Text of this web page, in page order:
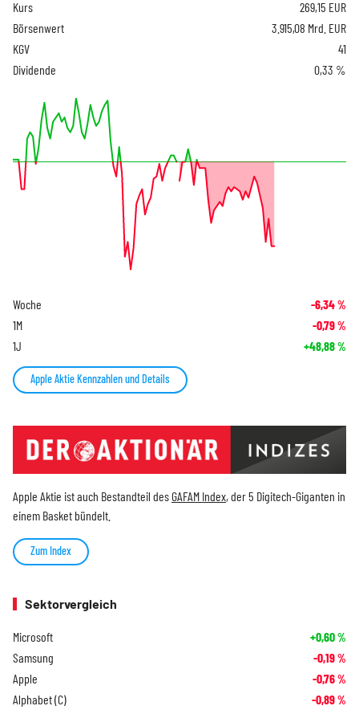
Kurs 269,15 EUR
Börsenwert
3.915,08 Mrd. EUR
KGV
41
Dividende
0,33 %
Woche -6,34%
1M -0,79%
1J +48,88%
Apple Aktie Kennzahlen und Details
Apple Aktie ist auch Bestandteil desGAFAM Index, der 5 Digitech-Giganten in
einem Basket bündelt.
Zum Index
Sektorvergleich
Microsoft +0,60%
Samsung -0,19%
Apple -0,76%
Alphabet (C) -0,89%